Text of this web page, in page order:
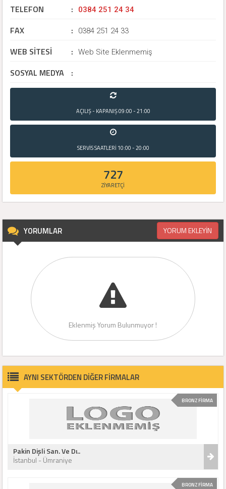
TELEFON : 0384 251 24 34
FAX : 0384 251 24 33
WEB SİTESİ : Web Site Eklenmemiş
SOSYAL MEDYA :
AÇILIŞ - KAPANIŞ09:00 - 21:00
SERVİS SAATLERİ 10:00 - 20:00
727
ZİYARETÇİ
YORUMLAR YORUM EKLEYİN
Eklenmiş Yorum Bulunmuyor !
AYNI SEKTÖRDEN DİĞER FİRMALAR
BRONZ FİRMA
Pakin Dişli San. Ve Dı..
İstanbul - Ümraniye
BRONZ FİRMA